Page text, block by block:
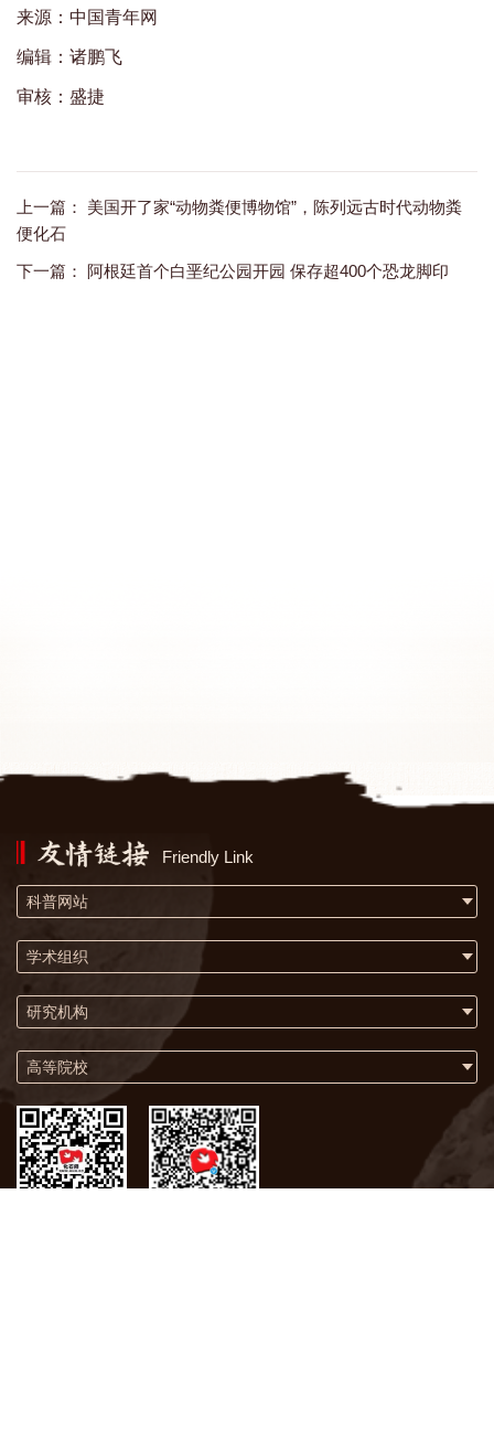
来源：中国青年网
编辑：诸鹏飞
审核：盛捷
上一篇：
美国开了家“动物粪便博物馆”，陈列远古时代动物粪
便化石
下一篇：
阿根廷首个白垩纪公园开园 保存超400个恐龙脚印
Friendly Link
科普网站
学术组织
研究机构
高等院校